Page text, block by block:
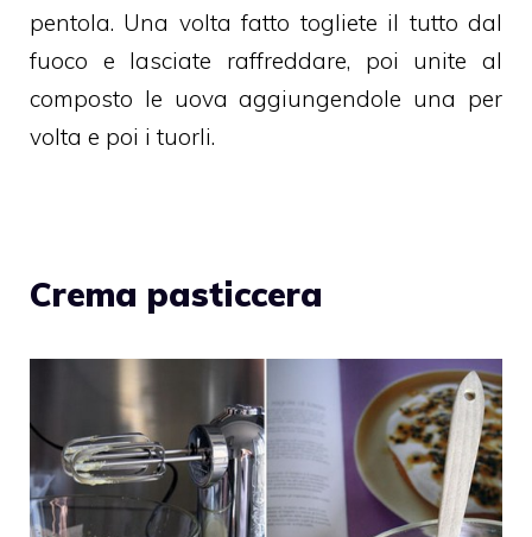
pentola. Una volta fatto togliete il tutto dal
fuoco e lasciate raffreddare, poi unite al
composto le uova aggiungendole una per
volta e poi i tuorli.
Crema pasticcera